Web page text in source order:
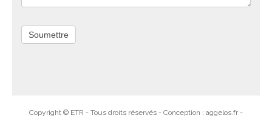
Copyright © ETR - Tous droits réservés - Conception : aggelos.fr -